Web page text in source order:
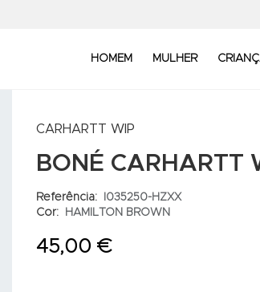
HOMEM MULHER
CARHARTT WIP
BONÉ CARHARTT
Referência:
I035250-HZXX
Cor:
HAMILTON BROWN
45,00 €